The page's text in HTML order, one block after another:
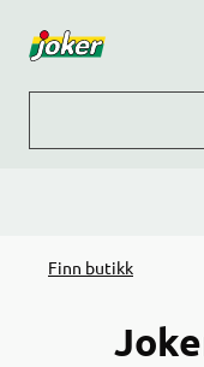
Finn butikk